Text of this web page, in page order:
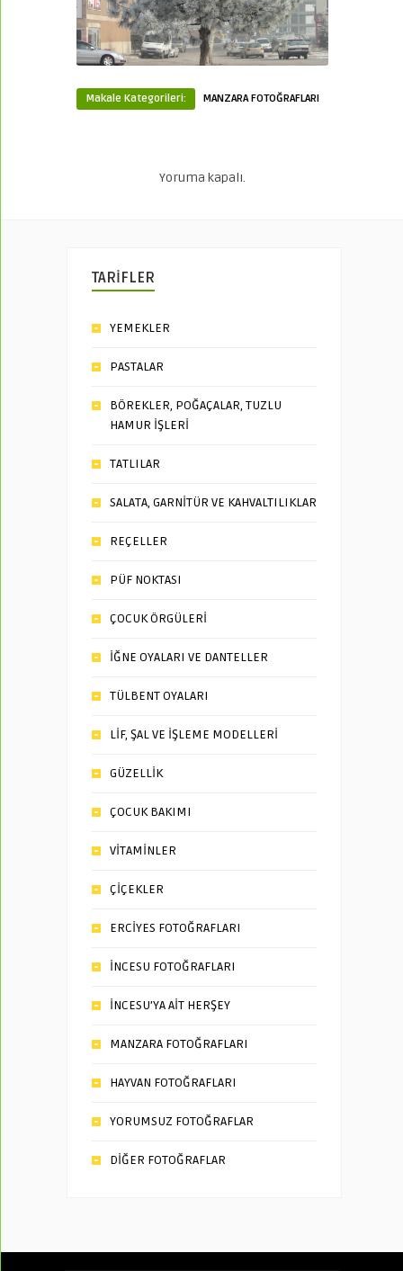
Makale Kategorileri: MANZARA FOTOĞRAFLARI
Yoruma kapalı.
TARİFLER
YEMEKLER
PASTALAR
BÖREKLER, POĞAÇALAR, TUZLU
HAMUR İŞLERİ
TATLILAR
SALATA, GARNİTÜR VE KAHVALTILIKLAR
REÇELLER
PÜF NOKTASI
ÇOCUK ÖRGÜLERİ
İĞNE OYALARI VE DANTELLER
TÜLBENT OYALARI
LİF, ŞAL VE İŞLEME MODELLERİ
GÜZELLİK
ÇOCUK BAKIMI
VİTAMİNLER
ÇİÇEKLER
ERCİYES FOTOĞRAFLARI
İNCESU FOTOĞRAFLARI
İNCESU’YA AİT HERŞEY
MANZARA FOTOĞRAFLARI
HAYVAN FOTOĞRAFLARI
YORUMSUZ FOTOĞRAFLAR
DİĞER FOTOĞRAFLAR